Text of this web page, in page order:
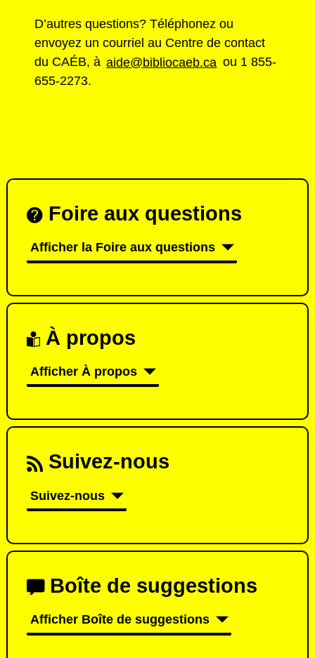
D’autres questions? Téléphonez ou
envoyez un courriel au Centre de contact
du CAÉB, à aide@bibliocaeb.ca ou 1 855-
655-2273.
Foire aux questions
Afficher la Foire aux questions
À propos
Afficher À propos
Suivez-nous
Suivez-nous
Boîte de suggestions
Afficher Boîte de suggestions